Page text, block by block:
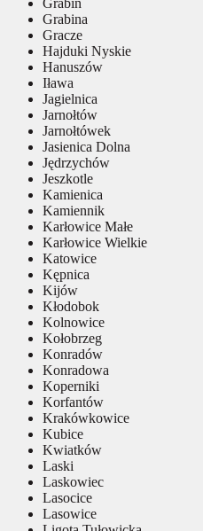
Grabina
Gracze
Hajduki Nyskie
Hanuszów
Iława
Jagielnica
Jarnołtów
Jarnołtówek
Jasienica Dolna
Jędrzychów
Jeszkotle
Kamienica
Kamiennik
Karłowice Małe
Karłowice Wielkie
Katowice
Kępnica
Kijów
Kłodobok
Kolnowice
Kołobrzeg
Konradów
Konradowa
Koperniki
Korfantów
Krakówkowice
Kubice
Kwiatków
Laski
Laskowiec
Lasocice
Lasowice